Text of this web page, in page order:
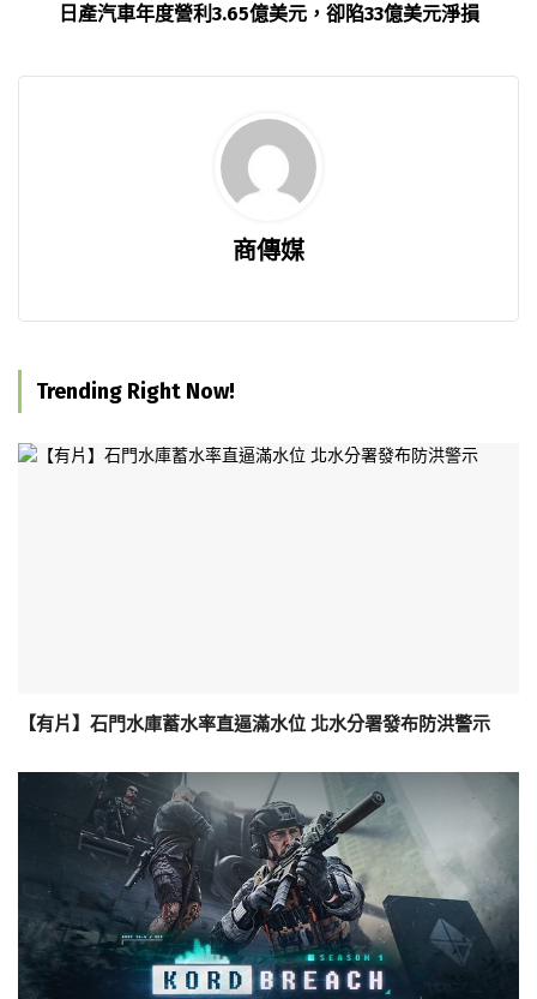
日產汽車年度營利3.65億美元，卻陷33億美元淨損
商傳媒
Trending Right Now!
【有片】石門水庫蓄水率直逼滿水位 北水分署發布防洪警示